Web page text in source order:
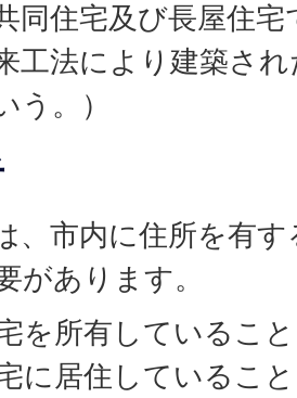
同住宅及び長屋住
工法により建築さ
う。）
、市内に住所を有
があります。
を所有しているこ
に居住しているこ